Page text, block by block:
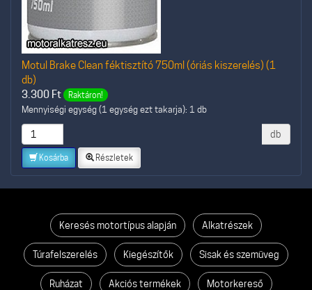
Motul Brake Clean féktisztító 750ml (óriás kiszerelés) (1
db)
3.300 Ft Raktáron!
Mennyiségi egység (1 egység ezt takarja): 1 db
db
Kosárba Részletek
Keresés motortípus alapján Alkatrészek
Túrafelszerelés Kiegészítők Sisak és szemüveg
Ruházat Akciós termékek Motorkereső